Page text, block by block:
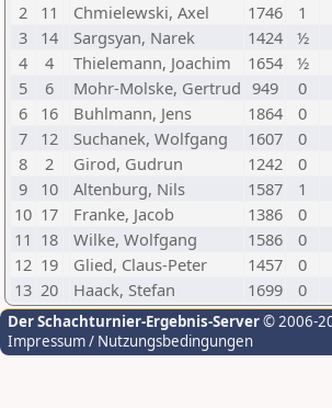
2
11 Chmielewski, Axel 1746 1
3
14 Sargsyan, Narek 1424 ½
4
4 Thielemann, Joachim 1654 ½
5
6 Mohr-Molske, Gertrud 949 0
6
16 Buhlmann, Jens 1864 0
7
12 Suchanek, Wolfgang 1607 0
8
2 Girod, Gudrun 1242 0
9
10 Altenburg, Nils 1587 1
10 17 Franke, Jacob 1386 0
11 18 Wilke, Wolfgang 1586 0
12 19 Glied, Claus-Peter 1457 0
13 20 Haack, Stefan 1699 0
Der Schachturnier-Ergebnis-Server© 2006-
Impressum / Nutzungsbedingungen